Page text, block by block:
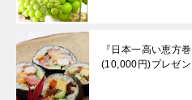
『日本一高い恵方
(10,000円)プレゼン